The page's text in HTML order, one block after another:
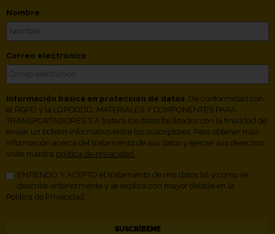
Nombre
Correo electrónico
Información básica en protección de datos . De conformidad con
el RGPD y la LOPDGDD, MATERIALES Y COMPONENTES PARA
TRANSPORTADORES S.A tratará los datos facilitados con la finalidad de
enviar un boletín informativo entre los suscriptores. Para obtener más
información acerca del tratamiento de sus datos y ejercer sus derechos,
visite nuestra política de privacidad.
ENTIENDO Y ACEPTO el tratamiento de mis datos tal y como se
describe anteriormente y se explica con mayor detalle en la
Política de Privacidad.